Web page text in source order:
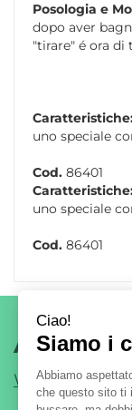
Posologia e
dopo aver
"tirare" é ora
uno speciale
Cod. 86401
uno speciale
Cod. 86401
AREA
Wishlist